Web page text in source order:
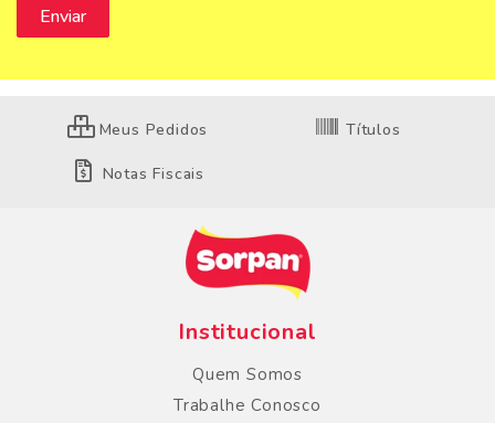
Meus Pedidos Títulos
Notas Fiscais
Institucional
Quem Somos
Trabalhe Conosco